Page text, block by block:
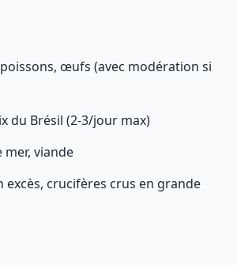
œufs (avec modération si
du Brésil (2-3/jour max)
mer, viande
excès, crucifères crus en grande